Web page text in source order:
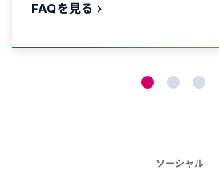
FAQを見る
ソーシャル